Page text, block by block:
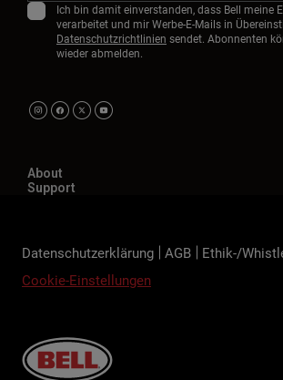
Ich bin damit einverstanden, dass Bell meine
verarbeitet und mir Werbe-E-Mails in
Datenschutzrichtlinien sendet. Abonnenten
wieder abmelden.
About
Support
Datenschutzerklärung AGB
Ethik-/
Cookie-Einstellungen